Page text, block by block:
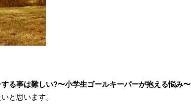
る事は難しい?〜小学生ゴールキーパーが抱える悩み〜
と思います。